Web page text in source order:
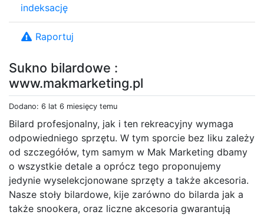
Sukno bilardowe :
www.makmarketing.pl
Dodano: 6 lat 6 miesięcy temu
Bilard profesjonalny, jak i ten rekreacyjny wymaga
odpowiedniego sprzętu. W tym sporcie bez liku zależy
od szczegółów, tym samym w Mak Marketing dbamy
o wszystkie detale a oprócz tego proponujemy
jedynie wyselekcjonowane sprzęty a także akcesoria.
Nasze stoły bilardowe, kije zarówno do bilarda jak a
także snookera, oraz liczne akcesoria gwarantują
indeksację
Raportuj